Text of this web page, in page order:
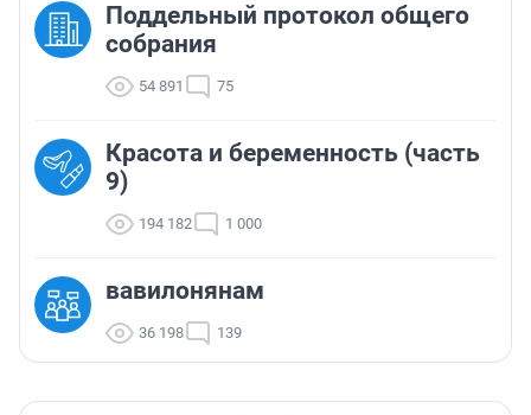
Поддельный протокол общего
собрания
54 891 75
Красота и беременность (часть
9)
194 182 1 000
вавилонянам
36 198 139